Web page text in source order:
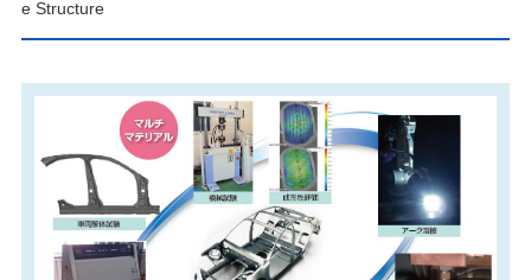
e Structure